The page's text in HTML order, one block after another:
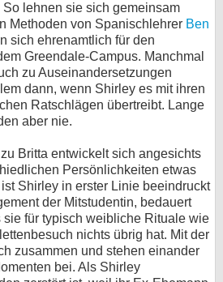
lehnen sie sich gemeinsam
Methoden von Spanischlehrer Ben
sich ehrenamtlich für den
Greendale-Campus. Manchmal
zu Auseinandersetzungen
dann, wenn Shirley es mit ihren
Ratschlägen übertreibt. Lange
aber nie.
Britta entwickelt sich angesichts
Persönlichkeiten etwas
Shirley in erster Linie beeindruckt
der Mitstudentin, bedauert
für typisch weibliche Rituale wie
nichts übrig hat. Mit der
zusammen und stehen einander
bei. Als Shirley